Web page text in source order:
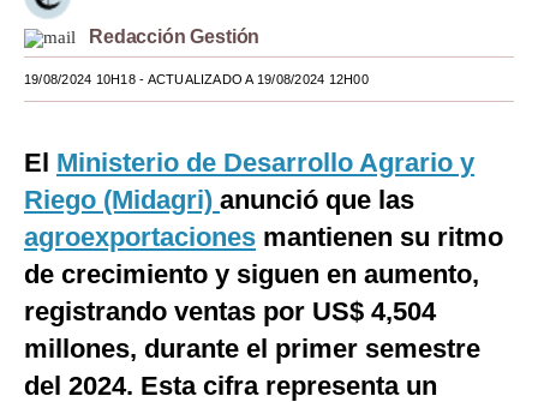
EEUU
Internacional
Tecnología
Mix
G de Gestión
Redacción Gestión
19/08/2024 10H18- ACTUALIZADO A 19/08/2024 12H00
El Ministerio de Desarrollo Agrario y
Riego (Midagri) anunció que las
agroexportaciones mantienen su ritmo
de crecimiento y siguen en aumento,
registrando ventas por US$ 4,504
millones, durante el primer semestre
del 2024. Esta cifra representa un